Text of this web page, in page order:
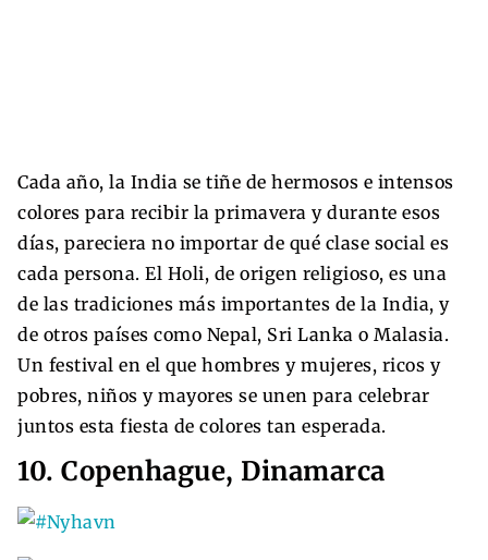
Cada año, la India se tiñe de hermosos e intensos
colores para recibir la primavera y durante esos
días, pareciera no importar de qué clase social es
cada persona. El Holi, de origen religioso, es una
de las tradiciones más importantes de la India, y
de otros países como Nepal, Sri Lanka o Malasia.
Un festival en el que hombres y mujeres, ricos y
pobres, niños y mayores se unen para celebrar
juntos esta fiesta de colores tan esperada.
10. Copenhague, Dinamarca